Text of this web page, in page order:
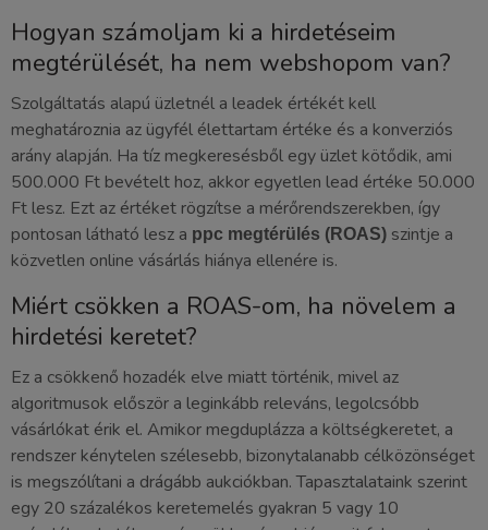
Hogyan számoljam ki a hirdetéseim
megtérülését, ha nem webshopom van?
Szolgáltatás alapú üzletnél a leadek értékét kell
meghatároznia az ügyfél élettartam értéke és a konverziós
arány alapján. Ha tíz megkeresésből egy üzlet kötődik, ami
500.000 Ft bevételt hoz, akkor egyetlen lead értéke 50.000
Ft lesz. Ezt az értéket rögzítse a mérőrendszerekben, így
pontosan látható lesz a ppc megtérülés (ROAS) szintje a
közvetlen online vásárlás hiánya ellenére is.
Miért csökken a ROAS-om, ha növelem a
hirdetési keretet?
Ez a csökkenő hozadék elve miatt történik, mivel az
algoritmusok először a leginkább releváns, legolcsóbb
vásárlókat érik el. Amikor megduplázza a költségkeretet, a
rendszer kénytelen szélesebb, bizonytalanabb célközönséget
is megszólítani a drágább aukciókban. Tapasztalataink szerint
egy 20 százalékos keretemelés gyakran 5 vagy 10